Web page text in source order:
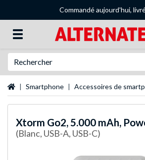
Commandé aujourd'hui,
Page d'accueil
Smartphone Accessoires de
Xtorm Go2, 5.000 mAh,
(Blanc, USB-A, USB-C)